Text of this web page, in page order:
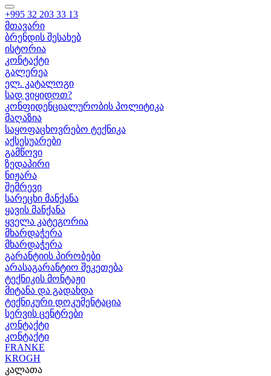
+995 32 203 33 13
მთავარი
ბრენდის შესახებ
ისტორია
კონტაქტი
გალერეა
ელ. კატალოგი
სად ვიყიდოთ?
კონფიდენციალურობის პოლიტიკა
მაღაზია
საყოფაცხოვრებო ტექნიკა
აქსესუარები
გამწოვი
ზედაპირი
ნიჟარა
შემრევი
სარეცხი მანქანა
ყავის მანქანა
ყველა კატეგორია
მხარდაჭერა
მხარდაჭერა
გარანტიის პირობები
არასაგარანტიო შეკეთება
ტექნიკის მონტაჟი
მიტანა და გადახდა
ტექნიკური დოკუმენტაცია
სერვის ცენტრები
კონტაქტი
კონტაქტი
FRANKE
KROGH
კალათა